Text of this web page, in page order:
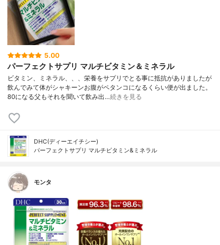
5.00
パーフェクトサプリ マルチビタミン＆ミネラル
ビタミン、ミネラル、、、栄養をサプリでとる事に抵抗がありましたが
飲んでみて体がシャキーンお腹がペタンコになるくらい便が出ました。
80になる父もそれを聞いて飲み出…続きを見る
DHC(ディーエイチシー)
パーフェクトサプリ マルチビタミン&ミネラル
モンタ